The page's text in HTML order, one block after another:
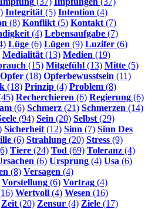
Integrität (5) Intention (4)
(8) Konflikt (5) Kontakt (7)
(4) Lebensaufgabe (7)
Lüge (6) Lügen (9) Luzifer (6)
Medialität (13) Medien (19)
(15) Mitgefühl (13) Mitte (5)
Opfer (18) Opferbewusstsein (11)
(18) Prinzip (4) Problem (8)
Recherchieren (6) Regierung (6)
(6) Schmerz (21) Schmerzen (14)
(94) Sein (20) Selbst (29)
Sicherheit (12) Sinn (7) Sinn Des
(6) Strahlung (20) Stress (9)
Tiere (24) Tod (69) Toleranz (4)
(6) Ursprung (4) Usa (6)
(8) Versagen (4)
Vorstellung (6) Vortrag (4)
Wertvoll (4) Wesen (16)
Zeit (20) Zensur (4) Ziele (17)